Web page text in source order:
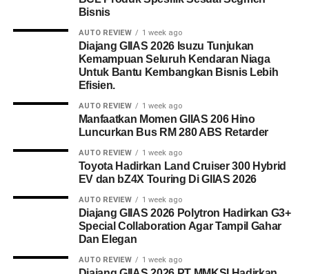
Bisnis
AUTO REVIEW 1 week ago
Diajang GIIAS 2026 Isuzu Tunjukan
Kemampuan Seluruh Kendaran Niaga
Untuk Bantu Kembangkan Bisnis Lebih
Efisien.
AUTO REVIEW 1 week ago
Manfaatkan Momen GIIAS 206 Hino
Luncurkan Bus RM 280 ABS Retarder
AUTO REVIEW 1 week ago
Toyota Hadirkan Land Cruiser 300 Hybrid
EV dan bZ4X Touring Di GIIAS 2026
AUTO REVIEW 1 week ago
Diajang GIIAS 2026 Polytron Hadirkan G3+
Special Collaboration Agar Tampil Gahar
Dan Elegan
AUTO REVIEW 1 week ago